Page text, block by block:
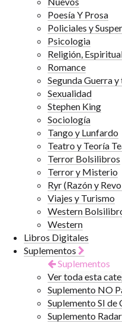
Poesía Y Prosa
Policiales y
Psicologia
Religión,
Romance
Segunda Guerra
Sexualidad
Stephen King
Sociología
Tango y Lunfardo
Teatro y Teoría
Terror Bolsilibros
Terror y Misterio
Ryr (Razón y
Viajes y Turismo
Western
Western
Libros Digitales
Suplementos
Suplementos
Ver toda esta
Suplemento NO
Suplemento SI de
Suplemento